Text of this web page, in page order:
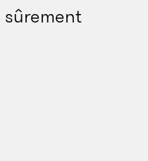
sûrement